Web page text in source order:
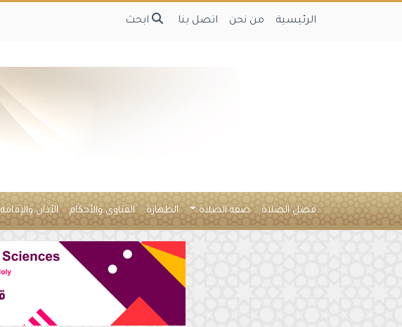
الرئيسية من نحن اتصل بنا ابحث
فضل الصلاة صفة الصلاة الطهارة الفتاوى والأحكام الأذان والإقامة